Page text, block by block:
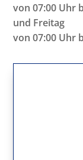
von 07:00 Uhr
und Freitag
von 07:00 Uhr